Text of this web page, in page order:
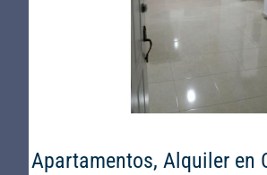
Apartamentos, Alquiler en